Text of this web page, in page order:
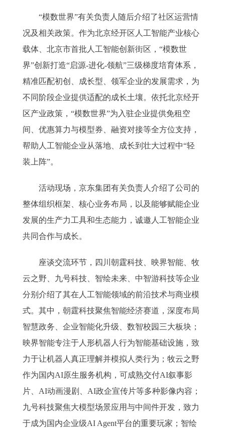
“模数世界”有关负责人随后介绍了社区运营情
况及相关政策。作为北京经开区人工智能产业核心
载体、北京市首批人工智能创新街区，“模数世
界”创新打造“启源-进化-领航”三级梯度培育体系，
精准匹配初创、成长型、领军企业的发展需求，为
不同阶段企业提供适配的成长土壤。依托北京经开
区产业政策，“模数世界”为入驻企业提供免租空
间、优惠算力与模型券、融资对接等全方位支持，
帮助人工智能企业从落地、成长到壮大过程中“轻
装上阵”。
活动现场，京东集团有关负责人介绍了公司的
整体组织框架、核心业务布局，以及能够赋能企业
发展的生产力工具和生态能力，诚邀人工智能企业
共同合作与成长。
座谈交流环节，四川朝霆科技、映界智能、牧
云之野、九号科技、智绘未来、中智游科技等企业
分别介绍了其在人工智能领域的前沿技术与商业模
式。其中，朝霆科技聚焦智能经济赛道，深度布局
智慧政务、企业智能化升级、数智校园三大板块；
映界智能专注于人形机器人行为智能基础设施，致
力于让机器人真正理解并模拟人类行为；牧云之野
作为国内AI原生服务机构，可成熟交付AI叙事影
片、AI动画漫剧、AI政企宣传片等多种影像内容；
九号科技聚焦大模型场景应用与中间件开发，致力
于成为国内企业级AI Agent平台的重要玩家；智绘